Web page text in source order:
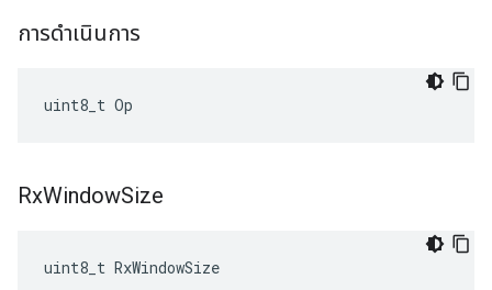
การดำเนินการ
uint8_t Op
RxWindowSize
uint8_t RxWindowSize